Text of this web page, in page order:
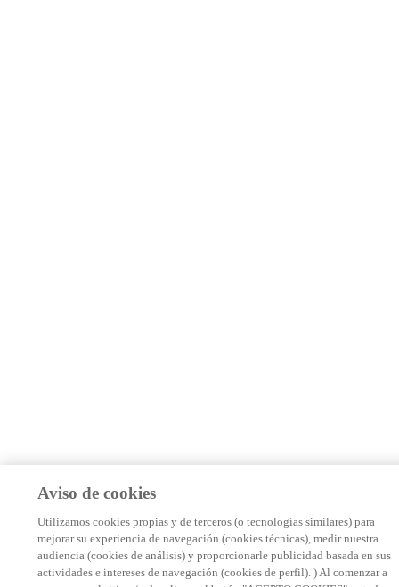
Aviso de cookies
Utilizamos cookies propias y de terceros (o tecnologías similares) para
mejorar su experiencia de navegación (cookies técnicas), medir nuestra
audiencia (cookies de análisis) y proporcionarle publicidad basada en sus
actividades e intereses de navegación (cookies de perfil). ) Al comenzar a